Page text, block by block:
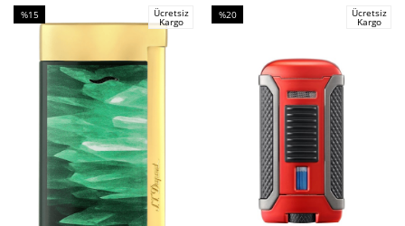
%15
İndirim
Ücretsiz
Kargo
%20
Ücretsiz
Kargo